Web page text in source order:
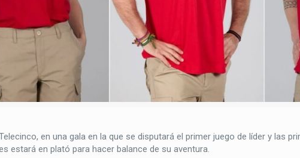
en una gala en la que se disputará el primer juego de líder y las
estará en plató para hacer balance de su aventura.